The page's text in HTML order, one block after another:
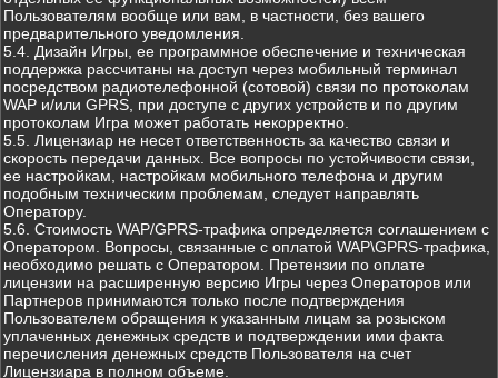
Пользователям вообще или вам, в частности, без вашего
предварительного уведомления.
5.4. Дизайн Игры, ее программное обеспечение и техническая
поддержка рассчитаны на доступ через мобильный терминал
посредством радиотелефонной (сотовой) связи по протоколам
WAP и/или GPRS, при доступе с других устройств и по другим
протоколам Игра может работать некорректно.
5.5. Лицензиар не несет ответственность за качество связи и
скорость передачи данных. Все вопросы по устойчивости связи,
ее настройкам, настройкам мобильного телефона и другим
подобным техническим проблемам, следует направлять
Оператору.
5.6. Стоимость WAP/GPRS-трафика определяется соглашением с
Оператором. Вопросы, связанные с оплатой WAP\GPRS-трафика,
необходимо решать с Оператором. Претензии по оплате
лицензии на расширенную версию Игры через Операторов или
Партнеров принимаются только после подтверждения
Пользователем обращения к указанным лицам за розыском
уплаченных денежных средств и подтверждении ими факта
перечисления денежных средств Пользователя на счет
Лицензиара в полном объеме.